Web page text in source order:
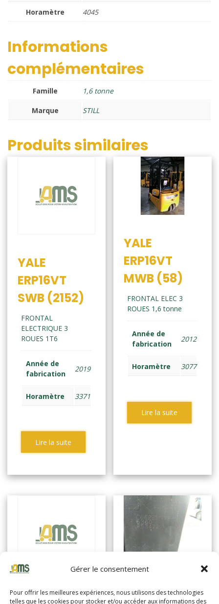
Gérer le consentement
Pour offrir les meilleures expériences, nous utilisons des technologies
telles que les cookies pour stocker et/ou accéder aux informations des
Horamètre 4045
Informations
complémentaires
Famille 1,6 tonne
Marque STILL
Produits similaires
YALE
ERP16VT
SWB (2152)
FRONTAL
ELECTRIQUE 3
ROUES 1T6
Année de
fabrication
2019
Horamètre 3371
Lire la suite
YALE
ERP16VT
MWB (58)
FRONTAL ELEC 3
ROUES 1,6 tonne
Année de
fabrication
2012
Horamètre 3077
Lire la suite
ERP16ATF